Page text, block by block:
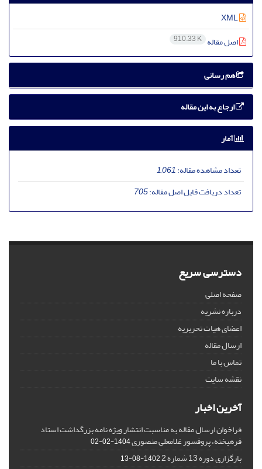
اصل مقاله 910.33 K
هم رسانی
ارجاع به این مقاله
آمار
تعداد مشاهده مقاله:1,061
تعداد دریافت فایل اصل مقاله:705
دسترسی سریع
صفحه اصلی
درباره نشریه
اعضای هیات تحریریه
ارسال مقاله
تماس با ما
نقشه سایت
آخرین اخبار
فراخوان ارسال مقاله به مناسبت انتشار ویژه نامه بزرگداشت استاد
فرهیخته، پروفسور غلامعلی منصوری1404-02-02
بارگزاری دوره 13 شماره 2 1402-08-13